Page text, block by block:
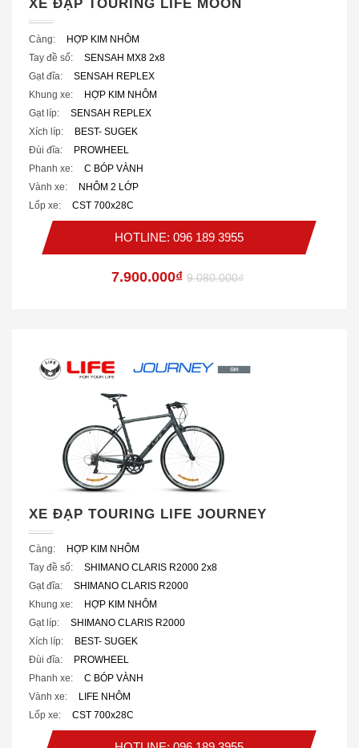
XE ĐẠP TOURING LIFE MOON
Càng:
HỢP KIM NHÔM
Tay đề số:
SENSAH MX8 2x8
Gạt đĩa:
SENSAH REPLEX
Khung xe:
HỢP KIM NHÔM
Gạt líp:
SENSAH REPLEX
Xích líp:
BEST- SUGEK
Đùi đĩa:
PROWHEEL
Phanh xe:
C BÓP VÀNH
Vành xe:
NHÔM 2 LỚP
Lốp xe:
CST 700x28C
HOTLINE: 096 189 3955
7.900.000₫ 9.080.000₫
XE ĐẠP TOURING LIFE JOURNEY
Càng:
HỢP KIM NHÔM
Tay đề số:
SHIMANO CLARIS R2000 2x8
Gạt đĩa:
SHIMANO CLARIS R2000
Khung xe:
HỢP KIM NHÔM
Gạt líp:
SHIMANO CLARIS R2000
Xích líp:
BEST- SUGEK
Đùi đĩa:
PROWHEEL
Phanh xe:
C BÓP VÀNH
Vành xe:
LIFE NHÔM
Lốp xe:
CST 700x28C